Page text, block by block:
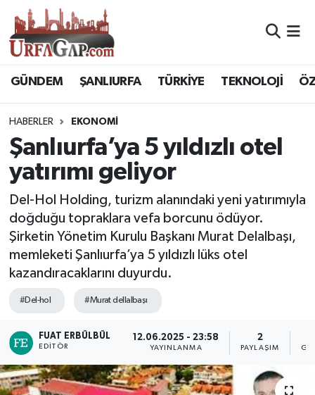
GÜNDEM ŞANLIURFA TÜRKİYE TEKNOLOJİ
HABERLER EKONOMİ
Şanlıurfa’ya 5 yıldızlı otel
yatırımı geliyor
Del-Hol Holding, turizm alanındaki yeni yatırımıyla
doğduğu topraklara vefa borcunu ödüyor.
Şirketin Yönetim Kurulu Başkanı Murat Delalbaşı,
memleketi Şanlıurfa’ya 5 yıldızlı lüks otel
kazandıracaklarını duyurdu.
#Del-hol #Murat dellalbaşı
FUAT ERBÜLBÜL
EDITÖR
12.06.2025 - 23:58
YAYINLANMA
2
PAYLAŞIM
Nöbetçi Eczaneler
Hava Durumu
Namaz Vakitleri
Trafik Durumu
Süper Lig Puan Durumu ve Fikstür
Tüm Manşetler
Son Dakika Haberleri
Haber Arşivi